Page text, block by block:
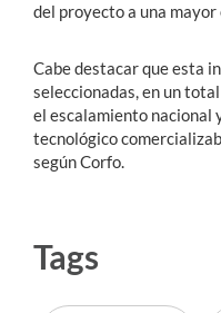
del proyecto a una mayor
Cabe destacar que esta
seleccionadas, en un
el escalamiento nacional
tecnológico
según Corfo.
Tags